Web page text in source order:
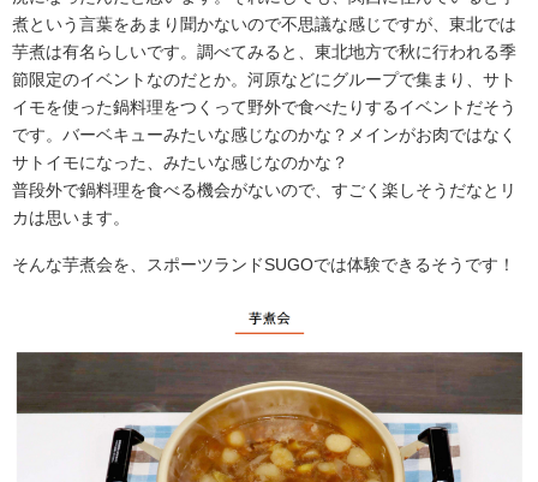
煮という言葉をあまり聞かないので不思議な感じですが、東北では
芋煮は有名らしいです。調べてみると、東北地方で秋に行われる季
節限定のイベントなのだとか。河原などにグループで集まり、サト
イモを使った鍋料理をつくって野外で食べたりするイベントだそう
です。バーベキューみたいな感じなのかな？メインがお肉ではなく
サトイモになった、みたいな感じなのかな？
普段外で鍋料理を食べる機会がないので、すごく楽しそうだなとリ
カは思います。
そんな芋煮会を、スポーツランドSUGOでは体験できるそうです！